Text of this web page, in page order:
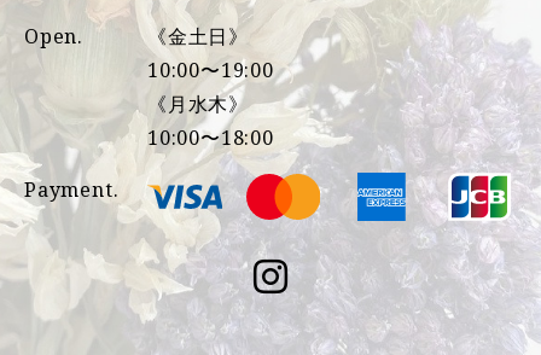
Open.
《金土日》
10:00〜19:00
《月水木》
10:00〜18:00
Payment.